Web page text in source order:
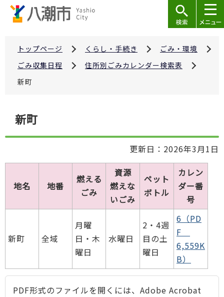
トップページ くらし・手続き
ごみ・環境
ごみ収集日程
住所別ごみカレンダー検索表
新町
こ
か
新町
更新日：2026年3月1日
地名 地番
燃える
ごみ
資源
燃えな
いごみ
ペット
ボトル
カレン
ダー番
号
新町 全域
月曜
日・木
曜日
水曜日
2・4週
目の土
曜日
6（PD
F
6,559K
B）
PDF形式のファイルを開くには、Adobe Acrobat